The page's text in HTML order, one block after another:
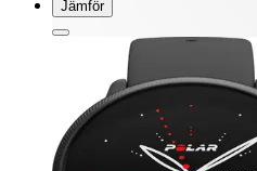
Jämför